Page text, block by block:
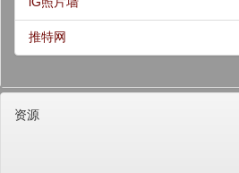
推特网
资源